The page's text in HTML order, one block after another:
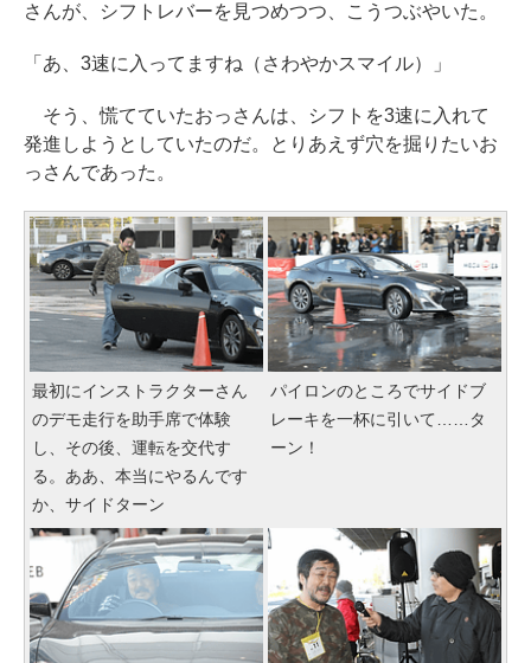
さんが、シフトレバーを見つめつつ、こうつぶやいた。
「あ、3速に入ってますね（さわやかスマイル）」
そう、慌てていたおっさんは、シフトを3速に入れて
発進しようとしていたのだ。とりあえず穴を掘りたいお
っさんであった。
最初にインストラクターさん
のデモ走行を助手席で体験
し、その後、運転を交代す
る。ああ、本当にやるんです
か、サイドターン
パイロンのところでサイドブ
レーキを一杯に引いて……タ
ーン！